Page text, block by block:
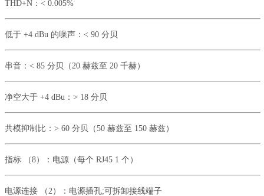
THD+N ： < 0.005%
低于 +4 dBu 的噪声： < 90 分贝
串音： < 85 分贝（ 20 赫兹至 20 千赫）
净空大于 +4 dBu ： > 18 分贝
共模抑制比： > 60 分贝（50 赫兹至 150 赫兹）
指标 （8）：电源（每个 RJ45 1 个）
电源连接 （ 2 ）：电源插孔;可拆卸接线端子